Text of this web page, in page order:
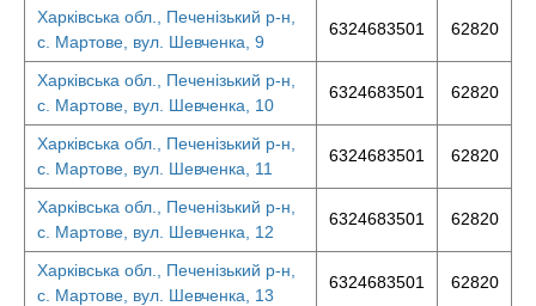
Харківська обл., Печенізький р-н,
с. Мартове, вул. Шевченка, 9
6324683501 62820
Харківська обл., Печенізький р-н,
с. Мартове, вул. Шевченка, 10
6324683501 62820
Харківська обл., Печенізький р-н,
с. Мартове, вул. Шевченка, 11
6324683501 62820
Харківська обл., Печенізький р-н,
с. Мартове, вул. Шевченка, 12
6324683501 62820
Харківська обл., Печенізький р-н,
с. Мартове, вул. Шевченка, 13
6324683501 62820